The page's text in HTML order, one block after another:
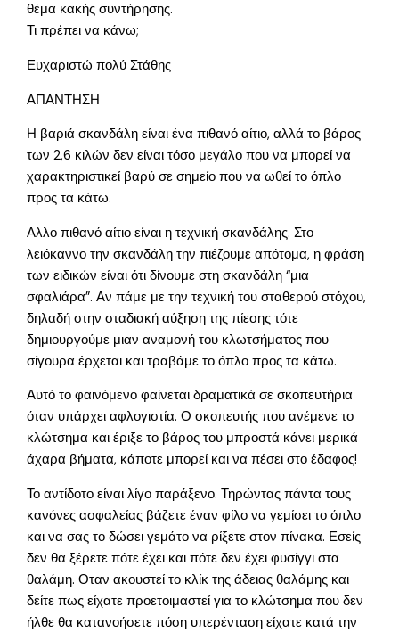
θέμα κακής συντήρησης.
Τι πρέπει να κάνω;
Ευχαριστώ πολύ Στάθης
ΑΠΑΝΤΗΣΗ
Η βαριά σκανδάλη είναι ένα πιθανό αίτιο, αλλά το βάρος
των 2,6 κιλών δεν είναι τόσο μεγάλο που να μπορεί να
χαρακτηριστικεί βαρύ σε σημείο που να ωθεί το όπλο
προς τα κάτω.
Αλλο πιθανό αίτιο είναι η τεχνική σκανδάλης. Στο
λειόκαννο την σκανδάλη την πιέζουμε απότομα, η φράση
των ειδικών είναι ότι δίνουμε στη σκανδάλη “μια
σφαλιάρα”. Αν πάμε με την τεχνική του σταθερού στόχου,
δηλαδή στην σταδιακή αύξηση της πίεσης τότε
δημιουργούμε μιαν αναμονή του κλωτσήματος που
σίγουρα έρχεται και τραβάμε το όπλο προς τα κάτω.
Αυτό το φαινόμενο φαίνεται δραματικά σε σκοπευτήρια
όταν υπάρχει αφλογιστία. Ο σκοπευτής που ανέμενε το
κλώτσημα και έριξε το βάρος του μπροστά κάνει μερικά
άχαρα βήματα, κάποτε μπορεί και να πέσει στο έδαφος!
Το αντίδοτο είναι λίγο παράξενο. Τηρώντας πάντα τους
κανόνες ασφαλείας βάζετε έναν φίλο να γεμίσει το όπλο
και να σας το δώσει γεμάτο να ρίξετε στον πίνακα. Εσείς
δεν θα ξέρετε πότε έχει και πότε δεν έχει φυσίγγι στα
θαλάμη. Οταν ακουστεί το κλίκ της άδειας θαλάμης και
δείτε πως είχατε προετοιμαστεί για το κλώτσημα που δεν
ήλθε θα κατανοήσετε πόση υπερένταση είχατε κατά την